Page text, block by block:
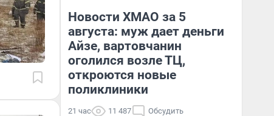
Новости ХМАО за 5
августа: муж дает деньги
Айзе, вартовчанин
оголился возле ТЦ,
откроются новые
поликлиники
21 час 11 487 Обсудить